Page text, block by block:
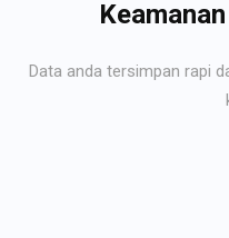
Data anda tersimpan rapi